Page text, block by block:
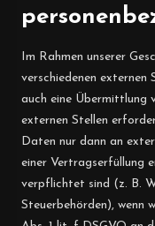
Im Rahmen unserer
verschiedenen externen
auch eine Übermittlung
externen Stellen
Daten nur dann an
einer Vertragserfüllung
verpflichtet sind (z. B.
Steuerbehörden), wenn